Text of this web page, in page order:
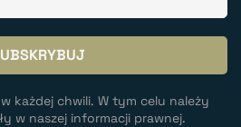
każdej chwili. W tym celu należy
w naszej informacji prawnej.